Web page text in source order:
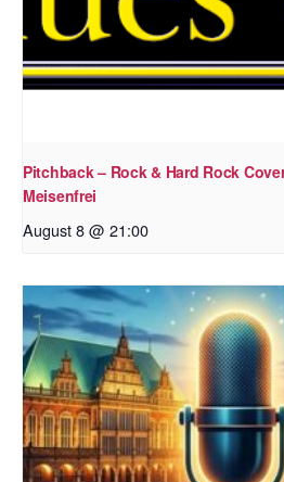
Pitchback – Rock & Hard Rock
Meisenfrei
August 8 @ 21:00